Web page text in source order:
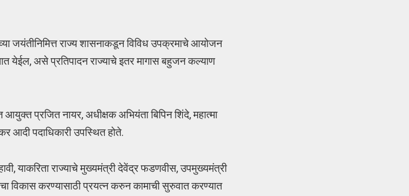
जयंतीनिमित्त राज्य शासनाकडून विविध उपक्रमाचे आयोजन
येईल, असे प्रतिपादन राज्याचे इतर मागास बहुजन कल्याण
आयुक्त प्रजित नायर, अधीक्षक अभियंता बिपिन शिंदे, महात्मा
आदी पदाधिकारी उपस्थित होते.
याकरिता राज्याचे मुख्यमंत्री देवेंद्र फडणवीस, उपमुख्यमंत्री
विकास करण्यासाठी प्रयत्न करुन कामाची सुरुवात करण्यात